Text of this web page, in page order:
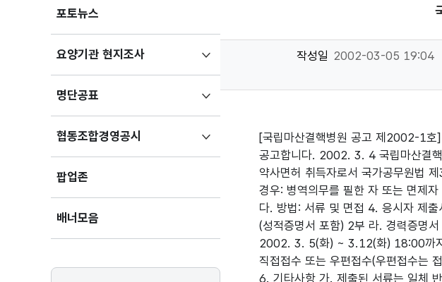
포토뉴스
요양기관 현지조사하위메뉴
펼치기
명단공표
펼치기
협동조합경영공시
펼치기
팝업존
배너모음
작성일 2002-03-05 19:04
[국립마산결핵병원 공고 제2002-1호]
공고합니다. 2002. 3. 4 국립마산결
약사면허 취득자로서 국가공무원법
경우: 병역의무를 필한 자 또는 면제
다. 방법: 서류 및 면접 4. 응시자 제
(성적증명서 포함) 2부 라. 경력증명
2002. 3. 5(화) ~ 3.12(화) 18:00까
직접접수 또는 우편접수(우편접수는
6. 기타사항 가. 제출된 서류는 일체